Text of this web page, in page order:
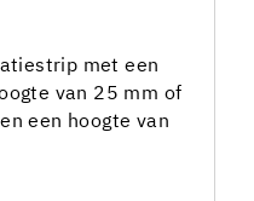
met een
van 25 mm of
een hoogte van